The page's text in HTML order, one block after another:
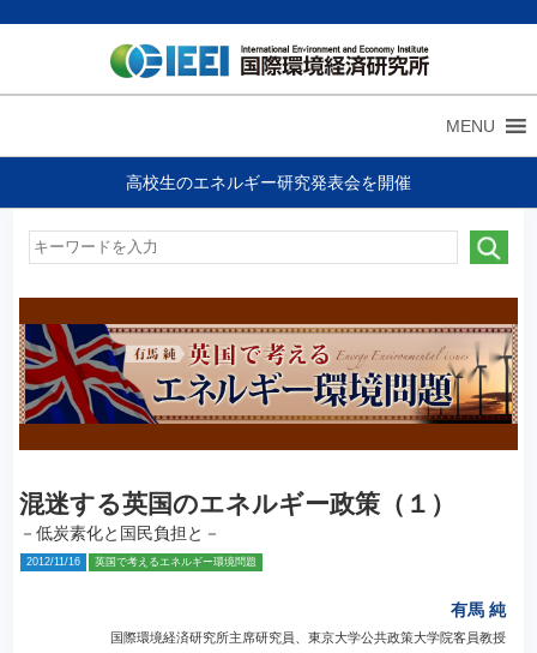
MENU
高校生のエネルギー研究発表会を開催
混迷する英国のエネルギー政策（１）
－低炭素化と国民負担と－
2012/11/16 英国で考えるエネルギー環境問題
有馬 純
国際環境経済研究所主席研究員、東京大学公共政策大学院客員教授